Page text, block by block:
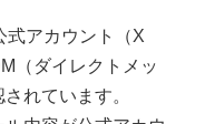
式アカウント（X
（ダイレクトメッ
れています。